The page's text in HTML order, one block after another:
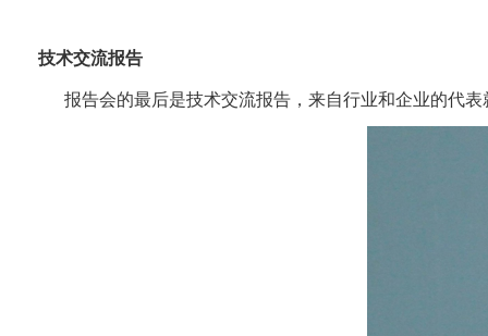
技术交流报告
报告会的最后是技术交流报告，来自行业和企业的代